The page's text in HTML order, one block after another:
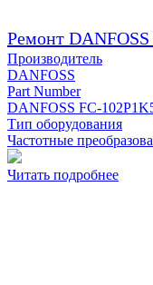
Ремонт
Производитель
DANFOSS
Part Number
DANFOSS FC-
Тип оборудования
Частотные
Читать подробнее